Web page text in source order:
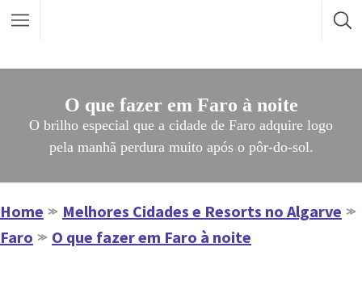
O que fazer em Faro à noite
O brilho especial que a cidade de Faro adquire logo
pela manhã perdura muito após o pôr-do-sol.
Home ≫ Melhores Cidades e Resorts no Algarve ≫
Faro ≫ O que fazer em Faro à noite